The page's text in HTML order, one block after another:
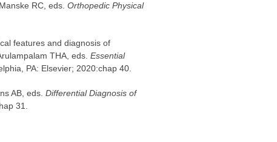
RC, eds. Orthopedic Physical
features and diagnosis of
THA, eds. Essential
PA: Elsevier; 2020:chap 40.
AB, eds. Differential Diagnosis of
31.